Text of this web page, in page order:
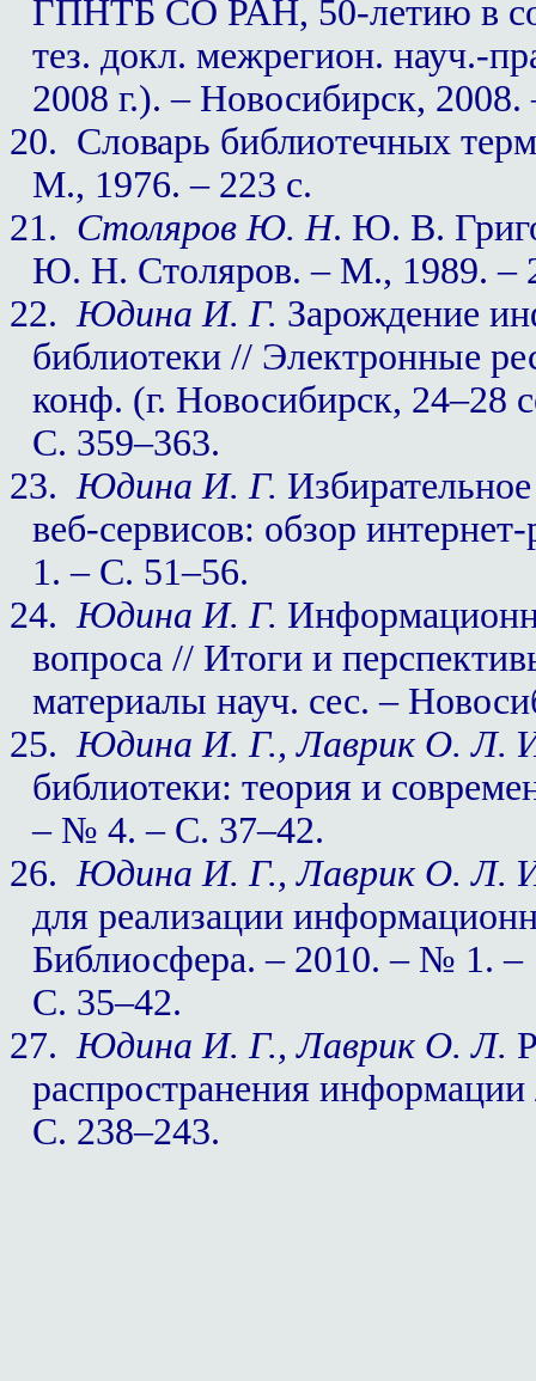
ГПНТБ СО РАН, 50-летию в
тез. докл. межрегион. науч.-
2008 г.). – Новосибирск,
20. Словарь библиотечных
М., 1976. – 223 с.
21. Столяров Ю. Н. Ю. В.
Ю. Н. Столяров. – М., 1989. –
22. Юдина И. Г. Зарождение
библиотеки // Электронные
конф. (г. Новосибирск, 24–28
С. 359–363.
23. Юдина И. Г.
веб-сервисов: обзор
1. – С. 51–56.
24. Юдина И. Г.
вопроса // Итоги и
материалы науч. сес. –
25. Юдина И. Г., Лаврик О. Л.
библиотеки: теория и
– № 4. – С. 37–42.
26. Юдина И. Г., Лаврик О. Л.
для реализации
Библиосфера. – 2010. – № 1. –
С. 35–42.
27. Юдина И. Г., Лаврик О. Л.
распространения
С. 238–243.